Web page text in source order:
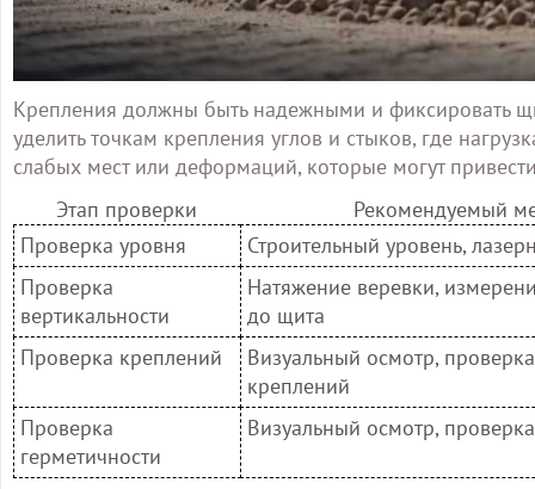
Крепления должны быть надежными и фиксировать
уделить точкам крепления углов и стыков, где
слабых мест или деформаций, которые могут
Этап проверки
Рекомендуемый
Проверка уровня
Строительный уровень,
Проверка
вертикальности
Натяжение веревки,
до щита
Проверка креплений
Визуальный осмотр,
креплений
Проверка
герметичности
Визуальный осмотр,